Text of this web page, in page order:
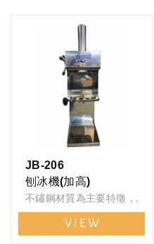
JB-206
刨冰機(加高)
不鏽鋼材質為主要特徵，馬
VIEW